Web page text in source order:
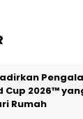
Cup 2026™
Rumah